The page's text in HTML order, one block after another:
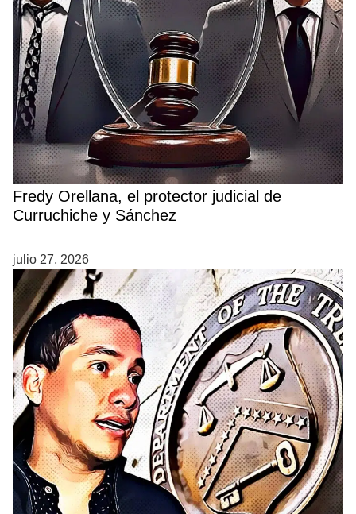
Fredy Orellana, el protector judicial de
Curruchiche y Sánchez
julio 27, 2026